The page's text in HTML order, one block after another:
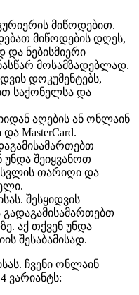
მიწოდებით.
მიწოდების დღეს,
ნებისმიერი
მოსამზადებლად.
დოკუმენტებს,
საქონელსა და
აღების ან ონლაინ
MasterCard.
უნდა შეიყვანოთ
თარიღი და
შესყიდვის
აქ თქვენ უნდა
შესაბამისად.
ჩვენი ონლაინ
ვარიანტს: